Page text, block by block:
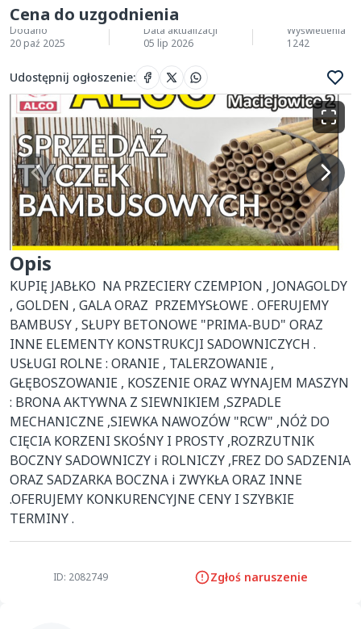
Cena do uzgodnienia
Dodano
20 paź 2025
Data aktualizacji
05 lip 2026
Wyświetlenia
1242
Udostępnij ogłoszenie:
Opis
KUPIĘ JABŁKO  NA PRZECIERY CZEMPION , JONAGOLDY
, GOLDEN , GALA ORAZ  PRZEMYSŁOWE . OFERUJEMY
BAMBUSY , SŁUPY BETONOWE "PRIMA-BUD" ORAZ
INNE ELEMENTY KONSTRUKCJI SADOWNICZYCH .
USŁUGI ROLNE : ORANIE , TALERZOWANIE ,
GŁĘBOSZOWANIE , KOSZENIE ORAZ WYNAJEM MASZYN
: BRONA AKTYWNA Z SIEWNIKIEM ,SZPADLE
MECHANICZNE ,SIEWKA NAWOZÓW "RCW" ,NÓŻ DO
CIĘCIA KORZENI SKOŚNY I PROSTY ,ROZRZUTNIK
BOCZNY SADOWNICZY i ROLNICZY ,FREZ DO SADZENIA
ORAZ SADZARKA BOCZNA i ZWYKŁA ORAZ INNE
.OFERUJEMY KONKURENCYJNE CENY I SZYBKIE
TERMINY .
ID: 2082749 Zgłoś naruszenie